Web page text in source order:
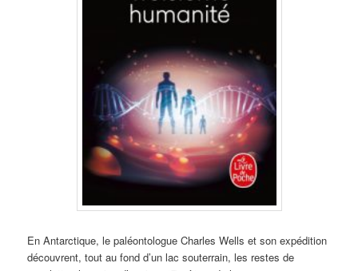
En Antarctique, le paléontologue Charles Wells et son expédition
découvrent, tout au fond d’un lac souterrain, les restes de